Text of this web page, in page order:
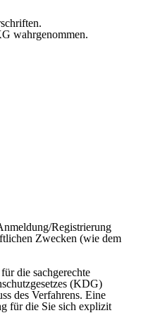
wahrgenommen.
Registrierung
Zwecken (wie dem
die sachgerechte
(KDG)
des Verfahrens. Eine
für die Sie sich explizit